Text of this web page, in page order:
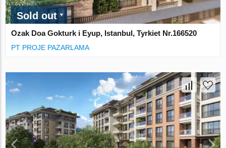
Sold out
Ozak Doa Gokturk i Eyup, Istanbul, Tyrkiet Nr.166520
PT PROJE PAZARLAMA